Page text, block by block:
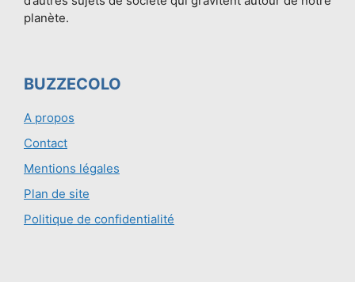
planète.
BUZZECOLO
A propos
Contact
Mentions légales
Plan de site
Politique de confidentialité